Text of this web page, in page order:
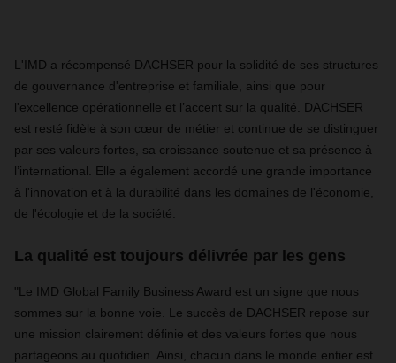
L'IMD a récompensé DACHSER pour la solidité de ses structures
de gouvernance d'entreprise et familiale, ainsi que pour
l'excellence opérationnelle et l’accent sur la qualité. DACHSER
est resté fidèle à son cœur de métier et continue de se distinguer
par ses valeurs fortes, sa croissance soutenue et sa présence à
l’international. Elle a également accordé une grande importance
à l'innovation et à la durabilité dans les domaines de l'économie,
de l'écologie et de la société.
La qualité est toujours délivrée par les gens
"Le IMD Global Family Business Award est un signe que nous
sommes sur la bonne voie. Le succès de DACHSER repose sur
une mission clairement définie et des valeurs fortes que nous
partageons au quotidien. Ainsi, chacun dans le monde entier est